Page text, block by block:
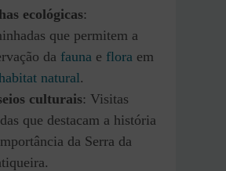
ecológicas:
que permitem a
da fauna e flora em
natural.
culturais: Visitas
que destacam a história
da Serra da